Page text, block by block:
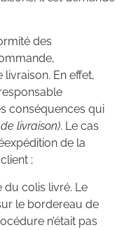
des
En effet,
conséquences qui
livraison). Le cas
de la
;
du colis livré. Le
le bordereau de
n’était pas